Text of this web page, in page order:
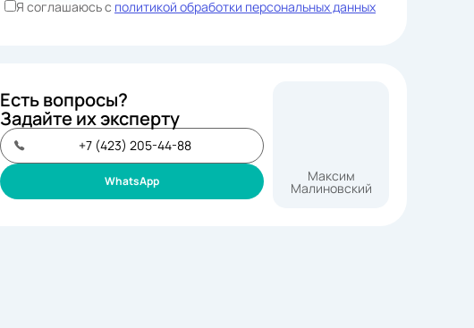
Я соглашаюсь с политикой обработки персональных данных
Есть вопросы?
Задайте их эксперту
+7 (423) 205-44-88
WhatsApp Максим
Малиновский